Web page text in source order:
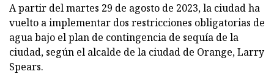
A partir del martes 29 de agosto de 2023, la ciudad ha
vuelto a implementar dos restricciones obligatorias de
agua bajo el plan de contingencia de sequía de la
ciudad, según el alcalde de la ciudad de Orange, Larry
Spears.